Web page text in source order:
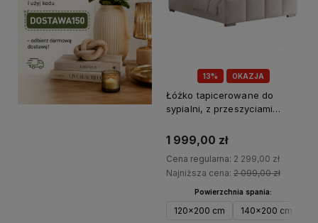
13% OKAZJA
Łóżko tapicerowane do
sypialni, z przeszyciami
1 999,00 zł
Cena regularna: 2 299,00 zł
Najniższa cena: 2 099,00 zł
Powierzchnia spania:
120x200 cm 140x200 cm